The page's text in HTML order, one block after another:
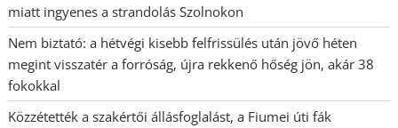
miatt ingyenes a strandolás Szolnokon
Nem biztató: a hétvégi kisebb felfrissülés után jövő héten
megint visszatér a forróság, újra rekkenő hőség jön, akár 38
fokokkal
Közzétették a szakértői állásfoglalást, a Fiumei úti fák